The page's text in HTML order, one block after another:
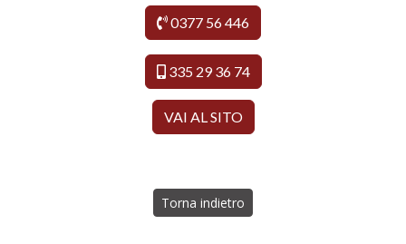
0377 56 446
335 29 36 74
VAI AL SITO
Torna indietro